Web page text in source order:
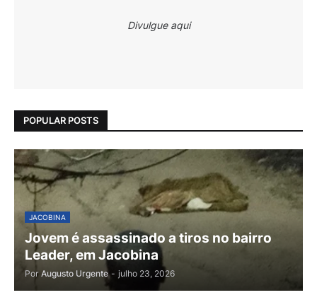
Divulgue aqui
POPULAR POSTS
JACOBINA
Jovem é assassinado a tiros no bairro
Leader, em Jacobina
Por Augusto Urgente - julho 23, 2026